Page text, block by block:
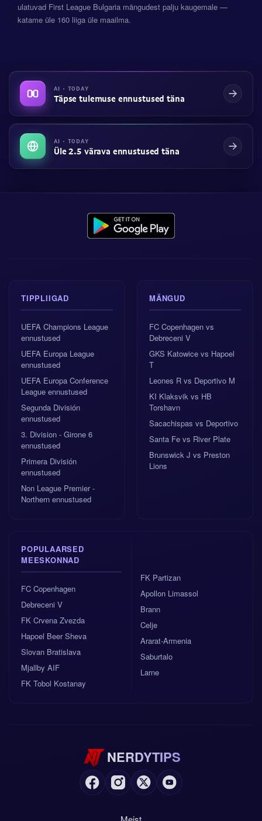
ulatuvad First League Bulgaria mängudest palju kaugemale —
katame üle 160 liiga üle maailma.
AI · TODAY
Täpse tulemuse ennustused täna
AI · TODAY
Üle 2.5 värava ennustused täna
TIPPLIIGAD
UEFA Champions League
ennustused
UEFA Europa League
ennustused
UEFA Europa Conference
League ennustused
Segunda División
ennustused
3. Division - Girone 6
ennustused
Primera División
ennustused
Non League Premier -
Northern ennustused
MÄNGUD
FC Copenhagen vs
Debreceni V
GKS Katowice vs Hapoel
T
Leones R vs Deportivo M
KI Klaksvik vs HB
Torshavn
Sacachispas vs Deportivo
Santa Fe vs River Plate
Brunswick J vs Preston
Lions
POPULAARSED
MEESKONNAD
FC Copenhagen
Debreceni V
FK Crvena Zvezda
Hapoel Beer Sheva
Slovan Bratislava
Mjallby AIF
FK Tobol Kostanay
FK Partizan
Apollon Limassol
Brann
Celje
Ararat-Armenia
Saburtalo
Larne
NERDYTIPS